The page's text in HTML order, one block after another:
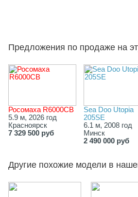
Предложения по продаже на
Росомаха R6000СВ
5.9 м, 2026 год
Красноярск
7 329 500 руб
Sea Doo Utopia
205SE
6.1 м, 2008 год
Минск
2 490 000 руб
Другие похожие модели в